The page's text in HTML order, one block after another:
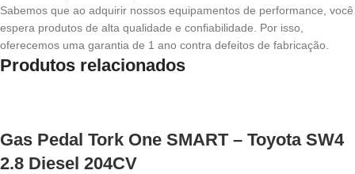
Sabemos que ao adquirir nossos equipamentos de performance, você
espera produtos de alta qualidade e confiabilidade. Por isso,
oferecemos uma garantia de 1 ano contra defeitos de fabricação.
Produtos relacionados
Gas Pedal Tork One SMART – Toyota SW4
2.8 Diesel 204CV